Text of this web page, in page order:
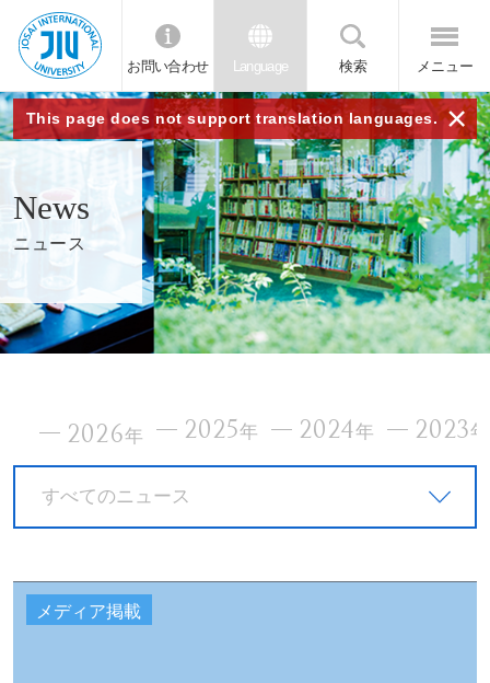
JIU
城西
国際
大学
お問い合わせ Language 検索 メニュー
This page does not support translation languages. ×
News
ニュース
2026年 2025年 2024年 2023年
すべてのニュース
メディア掲載